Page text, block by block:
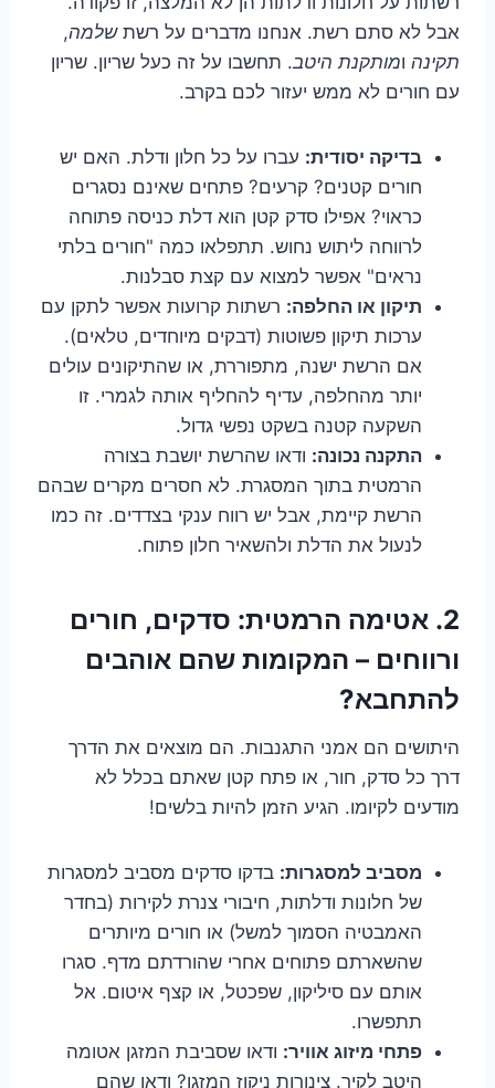
אבל לא סתם רשת. אנחנו מדברים על רשתשלמה,
תקינה ומותקנת היטב. תחשבו על זה כעל שריון. שריון
עם חורים לא ממש יעזור לכם בקרב.
בדיקה יסודית: עברו על כל חלון ודלת. האם יש
חורים קטנים? קרעים? פתחים שאינם נסגרים
כראוי? אפילו סדק קטן הוא דלת כניסה פתוחה
לרווחה ליתוש נחוש. תתפלאו כמה "חורים בלתי
נראים" אפשר למצוא עם קצת סבלנות.
תיקון או החלפה: רשתות קרועות אפשר לתקן עם
ערכות תיקון פשוטות (דבקים מיוחדים, טלאים).
אם הרשת ישנה, מתפוררת, או שהתיקונים עולים
יותר מהחלפה, עדיף להחליף אותה לגמרי. זו
השקעה קטנה בשקט נפשי גדול.
התקנה נכונה: ודאו שהרשת יושבת בצורה
הרמטית בתוך המסגרת. לא חסרים מקרים שבהם
הרשת קיימת, אבל יש רווח ענקי בצדדים. זה כמו
לנעול את הדלת ולהשאיר חלון פתוח.
2. אטימה הרמטית: סדקים, חורים
ורווחים – המקומות שהם אוהבים
להתחבא?
היתושים הם אמני התגנבות. הם מוצאים את הדרך
דרך כל סדק, חור, או פתח קטן שאתם בכלל לא
מודעים לקיומו. הגיע הזמן להיות בלשים!
מסביב למסגרות: בדקו סדקים מסביב למסגרות
של חלונות ודלתות, חיבורי צנרת לקירות (בחדר
האמבטיה הסמוך למשל) או חורים מיותרים
שהשארתם פתוחים אחרי שהורדתם מדף. סגרו
אותם עם סיליקון, שפכטל, או קצף איטום. אל
תתפשרו.
פתחי מיזוג אוויר: ודאו שסביבת המזגן אטומה
היטב לקיר. צינורות ניקוז המזגן? ודאו שהם